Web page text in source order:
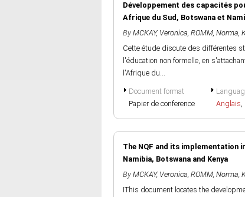
Développement des capacités
Afrique du Sud, Botswana et
By MCKAY, Veronica, ROMM, Norma,
Cette étude discute des différentes
l'éducation non formelle, en
l'Afrique du...
Document format
Papier de conference
Anglais,
The NQF and its
Namibia, Botswana and Kenya
By MCKAY, Veronica, ROMM, Norma,
IThis document locates the